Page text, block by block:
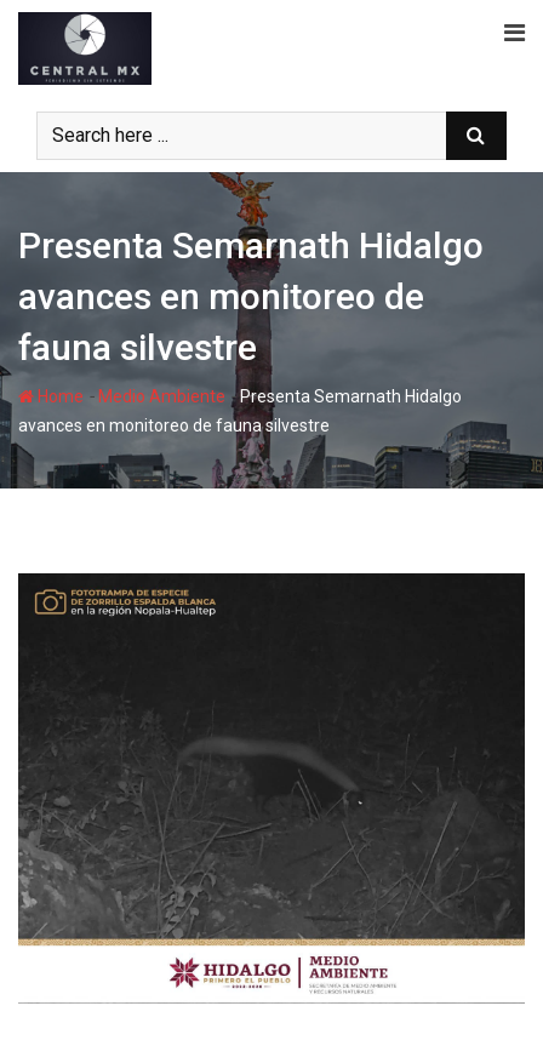
Skip
content
Presenta Semarnath Hidalgo
avances en monitoreo de
fauna silvestre
Home - Medio Ambiente - Presenta Semarnath Hidalgo
avances en monitoreo de fauna silvestre